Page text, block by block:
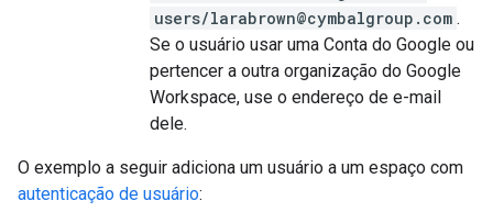
users/larabrown@cymbalgroup.com .
Se o usuário usar uma Conta do Google ou
pertencer a outra organização do Google
Workspace, use o endereço de e-mail
dele.
O exemplo a seguir adiciona um usuário a um espaço com
autenticação de usuário: